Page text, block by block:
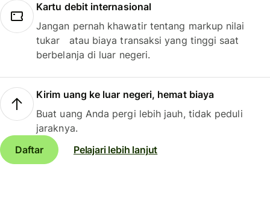
Kartu debit internasional
Jangan pernah khawatir tentang markup nilai
tukar atau biaya transaksi yang tinggi saat
berbelanja di luar negeri.
Kirim uang ke luar negeri, hemat biaya
Buat uang Anda pergi lebih jauh, tidak peduli
jaraknya.
Daftar
Pelajari lebih lanjut